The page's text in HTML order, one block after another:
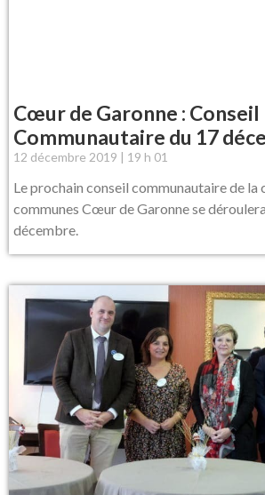
Cœur de Garonne : Conseil
Communautaire du 17
12 décembre 2019 19 h 01
Le prochain conseil communautaire de la
communes Cœur de Garonne se
décembre.